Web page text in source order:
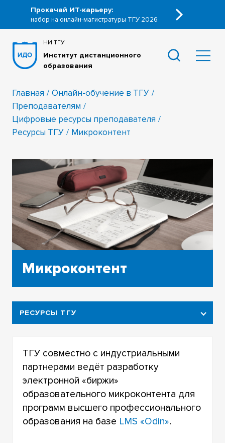
Прокачай ИТ-карьеру:
набор на онлайн-магистратуры ТГУ 2026
НИ ТГУ
Институт дистанционного
образования
Главная
Онлайн-обучение в ТГУ
Преподавателям
Цифровые ресурсы преподавателя
Ресурсы ТГУ
Микроконтент
Микроконтент
РЕСУРСЫ ТГУ
МООК ТГУ
ТГУ совместно с индустриальными
партнерами ведёт разработку
электронной «биржи»
образовательного микроконтента для
программ высшего профессионального
образования на базе LMS «Odin».